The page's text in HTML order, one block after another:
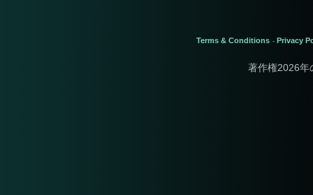
Terms & Conditions - Privacy
著作権2026年